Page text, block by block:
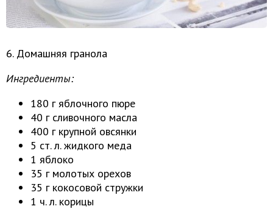
6. Домашняя гранола
Ингредиенты:
180 г яблочного пюре
40 г сливочного масла
400 г крупной овсянки
5 ст. л. жидкого меда
1 яблоко
35 г молотых орехов
35 г кокосовой стружки
1 ч. л. корицы